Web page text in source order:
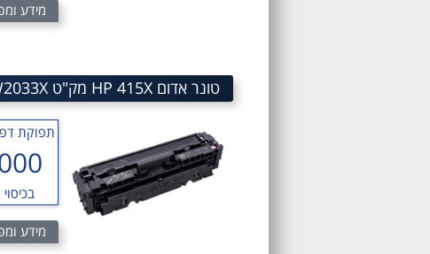
מידע
טונר אדום HP 415X מק"ט HP 415X MAGenta Toner Cartridge W2033X
תפוקת
בכיסוי
מידע